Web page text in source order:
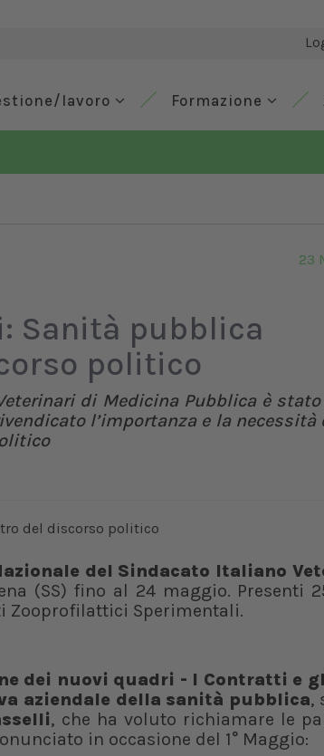
lavoro Formazione
23
Sanità pubblica
politico
di Medicina Pubblica è
l’importanza e la necessità
del Sindacato Italiano
(SS) fino al 24 maggio. Presenti
Zooprofilattici Sperimentali.
dei nuovi quadri - I Contratti e
aziendale della sanità pubblica,
, che ha voluto richiamare le
in occasione del 1° Maggio: